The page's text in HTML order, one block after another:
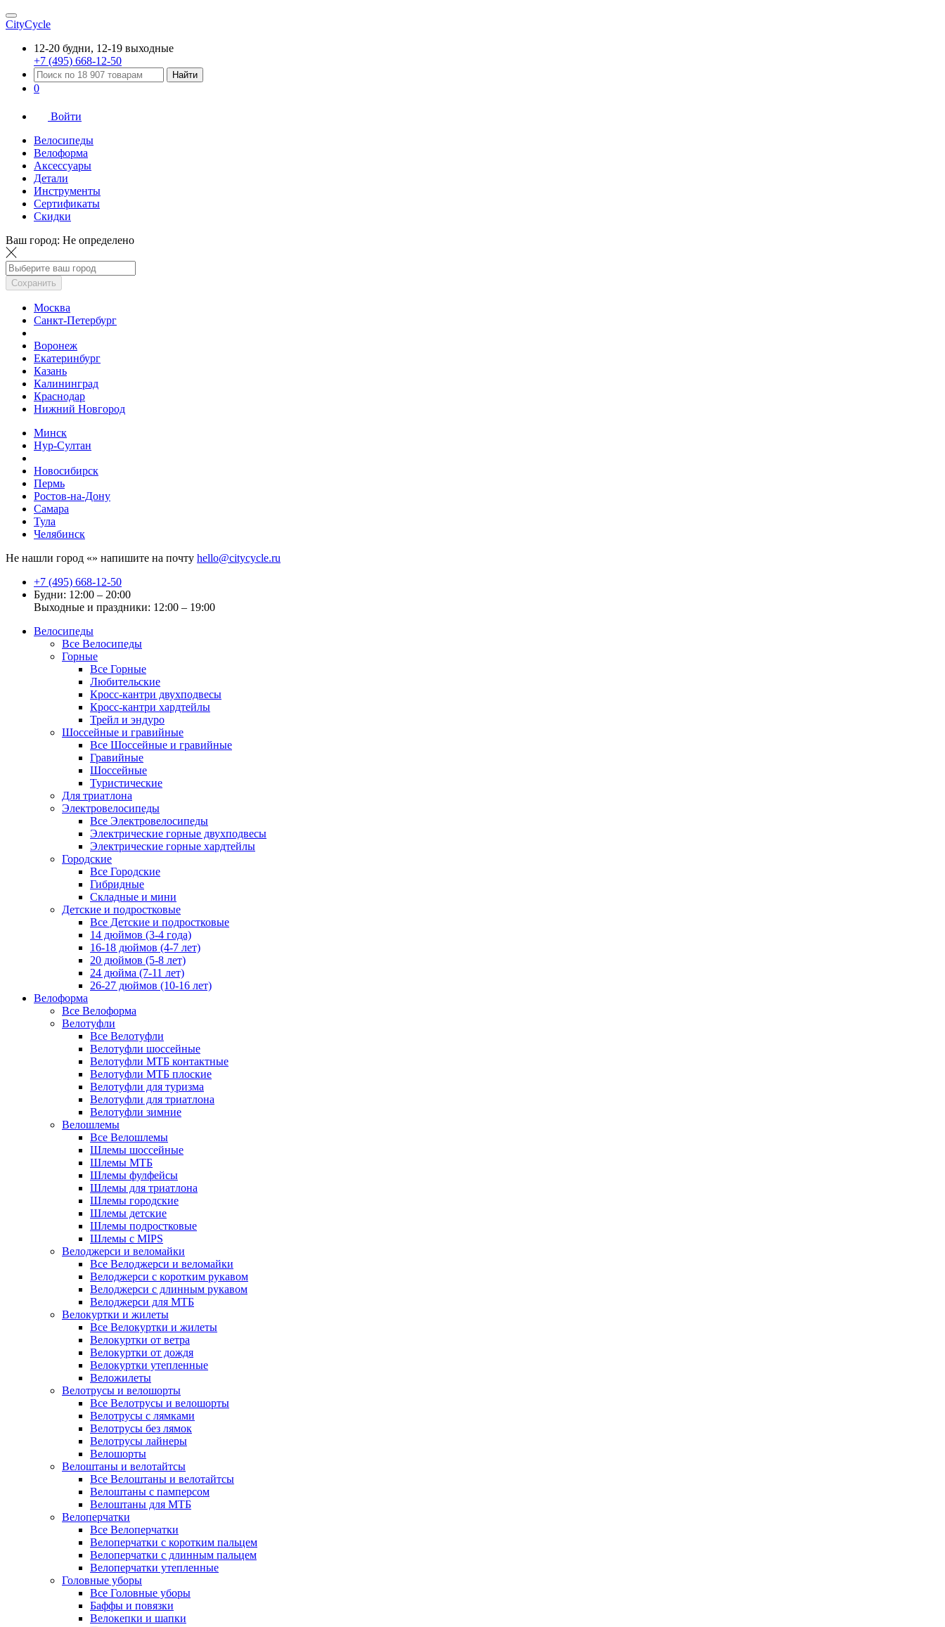
CityCycle
12-20 будни, 12-19 выходные
+7 (495) 668-12-50
Найти
0
Войти
Велосипеды
Велоформа
Аксессуары
Детали
Инструменты
Сертификаты
Скидки
Ваш город: Не определено
Сохранить
Москва
Санкт-Петербург
Воронеж
Екатеринбург
Казань
Калининград
Краснодар
Нижний Новгород
Минск
Нур-Султан
Новосибирск
Пермь
Ростов-на-Дону
Самара
Тула
Челябинск
Не нашли город «» напишите на почту hello@citycycle.ru
+7 (495) 668-12-50
Будни: 12:00 – 20:00
Выходные и праздники: 12:00 – 19:00
Велосипеды
Все Велосипеды
Горные
Все Горные
Любительские
Кросс-кантри двухподвесы
Кросс-кантри хардтейлы
Трейл и эндуро
Шоссейные и гравийные
Все Шоссейные и гравийные
Гравийные
Шоссейные
Туристические
Для триатлона
Электровелосипеды
Все Электровелосипеды
Электрические горные двухподвесы
Электрические горные хардтейлы
Городские
Все Городские
Гибридные
Складные и мини
Детские и подростковые
Все Детские и подростковые
14 дюймов (3-4 года)
16-18 дюймов (4-7 лет)
20 дюймов (5-8 лет)
24 дюйма (7-11 лет)
26-27 дюймов (10-16 лет)
Велоформа
Все Велоформа
Велотуфли
Все Велотуфли
Велотуфли шоссейные
Велотуфли МТБ контактные
Велотуфли МТБ плоские
Велотуфли для туризма
Велотуфли для триатлона
Велотуфли зимние
Велошлемы
Все Велошлемы
Шлемы шоссейные
Шлемы МТБ
Шлемы фулфейсы
Шлемы для триатлона
Шлемы городские
Шлемы детские
Шлемы подростковые
Шлемы с MIPS
Велоджерси и веломайки
Все Велоджерси и веломайки
Велоджерси с коротким рукавом
Велоджерси с длинным рукавом
Велоджерси для МТБ
Велокуртки и жилеты
Все Велокуртки и жилеты
Велокуртки от ветра
Велокуртки от дождя
Велокуртки утепленные
Веложилеты
Велотрусы и велошорты
Все Велотрусы и велошорты
Велотрусы с лямками
Велотрусы без лямок
Велотрусы лайнеры
Велошорты
Велоштаны и велотайтсы
Все Велоштаны и велотайтсы
Велоштаны с памперсом
Велоштаны для МТБ
Велоперчатки
Все Велоперчатки
Велоперчатки с коротким пальцем
Велоперчатки с длинным пальцем
Велоперчатки утепленные
Головные уборы
Все Головные уборы
Баффы и повязки
Велокепки и шапки